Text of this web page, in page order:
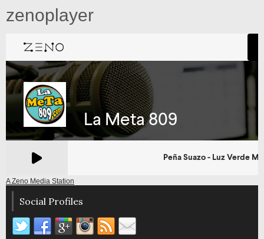
zenoplayer
A Zeno Media Station
Social Profiles